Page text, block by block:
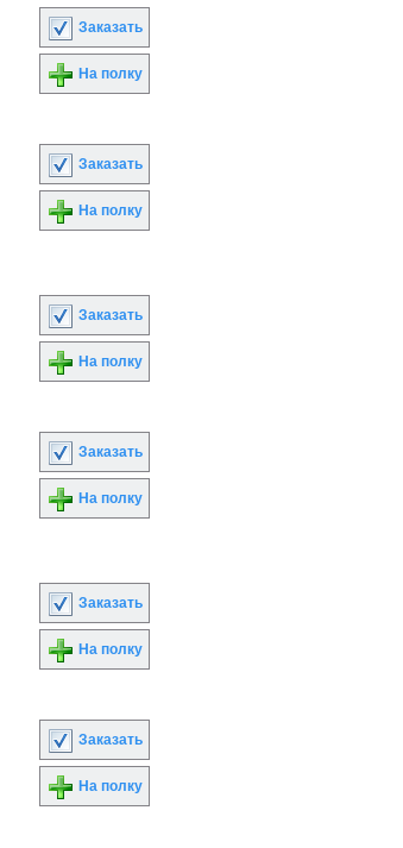
Заказать
На полку
Заказать
На полку
Заказать
На полку
Заказать
На полку
Заказать
На полку
Заказать
На полку